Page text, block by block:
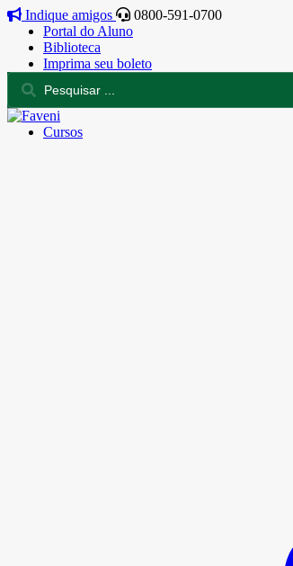
Indique amigos
0800-591-0700
Portal do Aluno
Biblioteca
Imprima seu boleto
Cursos